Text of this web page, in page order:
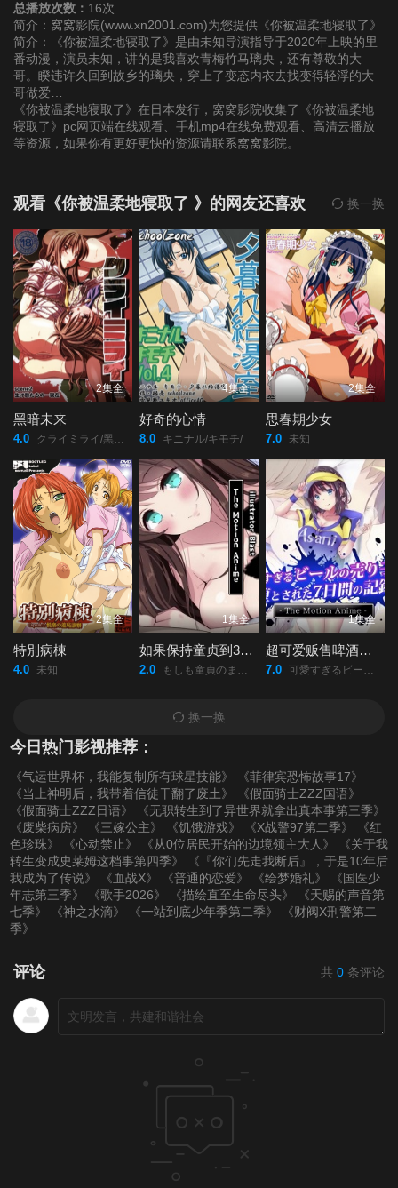
总播放次数： 16次
简介：窝窝影院(www.xn2001.com)为您提供《你被温柔地寝取了》
简介：《你被温柔地寝取了》是由未知导演指导于2020年上映的里
番动漫，演员未知，讲的是我喜欢青梅竹马璃央，还有尊敬的大
哥。睽违许久回到故乡的璃央，穿上了变态内衣去找变得轻浮的大
哥做爱…
《你被温柔地寝取了》在日本发行，窝窝影院收集了《你被温柔地
寝取了》pc网页端在线观看、手机mp4在线免费观看、高清云播放
等资源，如果你有更好更快的资源请联系窝窝影院。
观看《你被温柔地寝取了 》的网友还喜欢 换一换
2集全
黑暗未来
4.0 クライミライ/黑暗未來/哭泣未來/
4集全
好奇的心情
8.0 キニナル/キモチ/
2集全
思春期少女
7.0 未知
2集全
特別病棟
4.0 未知
1集全
如果保持童贞到30岁的话貌似可以成为魔法使
2.0 もしも童貞のまま30歳を迎えると魔法使いになれるとしたら/
1集全
超可爱贩售啤酒女孩堕落七日记
7.0 可愛すぎるビールの売り子が堕とされた7日間の記録/
换一换
今日热门影视推荐：
《气运世界杯，我能复制所有球星技能》
《菲律宾恐怖故事17》
《当上神明后，我带着信徒干翻了废土》
《假面骑士ZZZ国语》
《假面骑士ZZZ日语》
《无职转生到了异世界就拿出真本事第三季》
《废柴病房》
《三嫁公主》 《饥饿游戏》 《X战警97第二季》
《红
色珍珠》
《心动禁止》 《从0位居民开始的边境领主大人》
《关于我
转生变成史莱姆这档事第四季》
《『你们先走我断后』，于是10年后
我成为了传说》
《血战X》 《普通的恋爱》 《绘梦婚礼》
《国医少
年志第三季》
《歌手2026》 《描绘直至生命尽头》
《天赐的声音第
七季》
《神之水滴》 《一站到底少年季第二季》
《财阀X刑警第二
季》
评论 共 0 条评论